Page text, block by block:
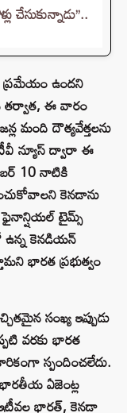
చేసుకున్నాడు’’..
ఉందని
తర్వాత, ఈ వారం
మంది దౌత్యవేత్తలను
న్యూస్ ద్వారా ఈ
10 నాటికి
కెనడాను
ఫైనాన్షియల్ టైమ్స్
ఉన్న కెనడియన్
భారత ప్రభుత్వం
సంఖ్య ఇప్పుడు
వరకు భారత
స్పందించలేదు.
ఏజెంట్ల
భారత్, కెనడా